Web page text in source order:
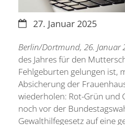
Datum:27. Januar 2025
Berlin/Dortmund, 26. Januar
des Jahres für den
Fehlgeburten gelungen ist,
Absicherung der
wiederholen: Rot-Grün und
noch vor der
Gewalthilfegesetz auf eine